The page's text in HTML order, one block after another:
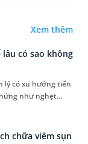
Xem thêm
lâu có sao không
lý có xu hướng tiến
như nghẹt
xuyên khiến người
chữa viêm sụn